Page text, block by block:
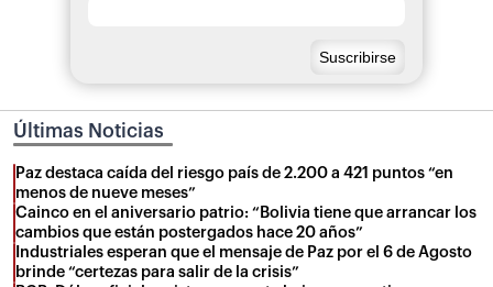
Últimas Noticias
Paz destaca caída del riesgo país de 2.200 a 421 puntos “en
menos de nueve meses”
Cainco en el aniversario patrio: “Bolivia tiene que arrancar los
cambios que están postergados hace 20 años”
Industriales esperan que el mensaje de Paz por el 6 de Agosto
brinde “certezas para salir de la crisis”